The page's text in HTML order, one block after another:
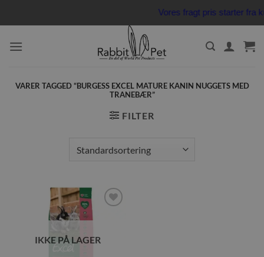
Vores fragt pris starter
VARER TAGGED “BURGESS EXCEL MATURE KANIN NUGGETS MED
TRANEBÆR”
FILTER
ønskeliste
IKKE PÅ LAGER